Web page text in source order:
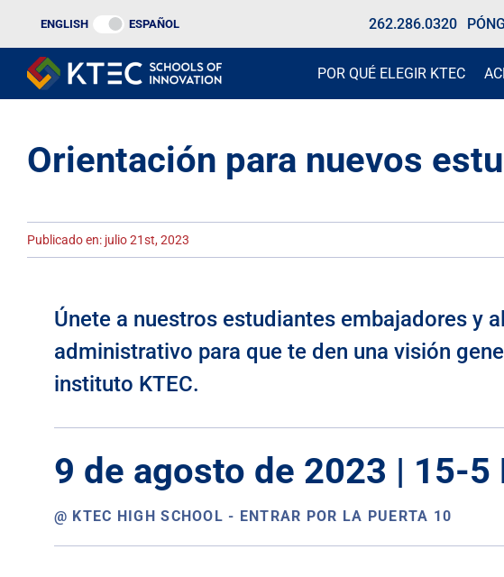
contenido
ENGLISH ESPAÑOL 262.286.0320
POR QUÉ ELEGIR KTEC
Orientación para nuevos
Publicado en: julio 21st, 2023
Únete a nuestros estudiantes embajadores y
administrativo para que te den una visión
instituto KTEC.
9 de agosto de 2023 | 15-5
@ KTEC HIGH SCHOOL - ENTRAR POR LA PUERTA 10